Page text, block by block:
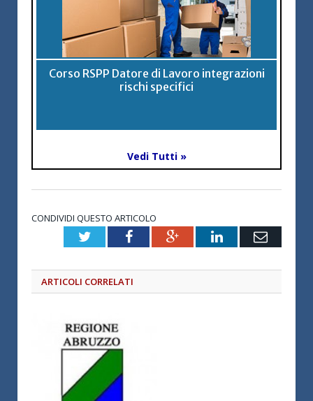
Corso RSPP Datore di Lavoro integrazioni
rischi specifici
Vedi Tutti »
CONDIVIDI QUESTO ARTICOLO
TwitterFacebookGoogle+LinkedInEmail
ARTICOLI CORRELATI